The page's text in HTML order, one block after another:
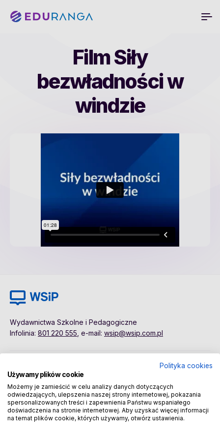
Film Siły
bezwładności w
windzie
Wydawnictwa Szkolne i Pedagogiczne
Infolinia: 801 220 555 , e-mail: wsip@wsip.com.pl
Dane osobowe
Regulamin
Pierwsze kroki
Sklep
Polityka cookies
Używamy plików cookie
Możemy je zamieścić w celu analizy danych dotyczących
odwiedzających, ulepszenia naszej strony internetowej, pokazania
spersonalizowanych treści i zapewnienia Państwu wspaniałego
doświadczenia na stronie internetowej. Aby uzyskać więcej informacji
na temat plików cookie, których używamy, otwórz ustawienia.